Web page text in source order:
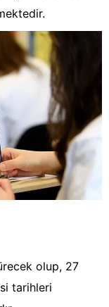
olup, 27
tarihleri